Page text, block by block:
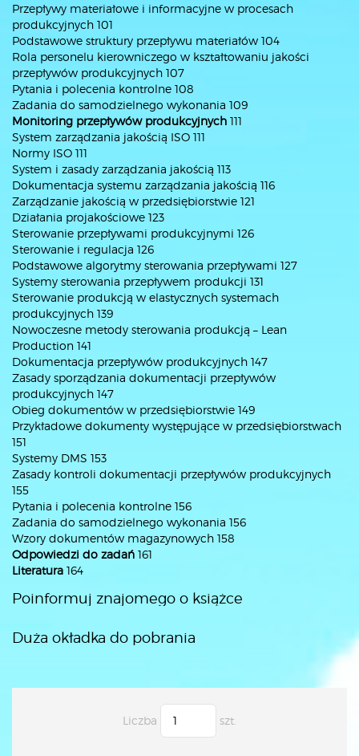
Przepływy materiałowe i informacyjne w procesach
produkcyjnych 101
Podstawowe struktury przepływu materiałów 104
Rola personelu kierowniczego w kształtowaniu jakości
przepływów produkcyjnych 107
Pytania i polecenia kontrolne 108
Zadania do samodzielnego wykonania 109
Monitoring przepływów produkcyjnych 111
System zarządzania jakością ISO 111
Normy ISO 111
System i zasady zarządzania jakością 113
Dokumentacja systemu zarządzania jakością 116
Zarządzanie jakością w przedsiębiorstwie 121
Działania projakościowe 123
Sterowanie przepływami produkcyjnymi 126
Sterowanie i regulacja 126
Podstawowe algorytmy sterowania przepływami 127
Systemy sterowania przepływem produkcji 131
Sterowanie produkcją w elastycznych systemach
produkcyjnych 139
Nowoczesne metody sterowania produkcją – Lean
Production 141
Dokumentacja przepływów produkcyjnych 147
Zasady sporządzania dokumentacji przepływów
produkcyjnych 147
Obieg dokumentów w przedsiębiorstwie 149
Przykładowe dokumenty występujące w przedsiębiorstwach
151
Systemy DMS 153
Zasady kontroli dokumentacji przepływów produkcyjnych
155
Pytania i polecenia kontrolne 156
Zadania do samodzielnego wykonania 156
Wzory dokumentów magazynowych 158
Odpowiedzi do zadań 161
Literatura 164
Poinformuj znajomego o książce
Duża okładka do pobrania
Liczba szt.